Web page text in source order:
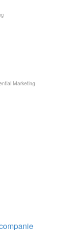
Marketing